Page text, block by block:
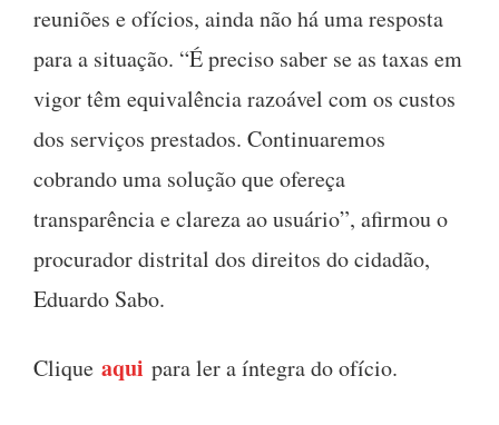
reuniões e ofícios, ainda não há uma resposta
para a situação. “É preciso saber se as taxas em
vigor têm equivalência razoável com os custos
dos serviços prestados. Continuaremos
cobrando uma solução que ofereça
transparência e clareza ao usuário”, afirmou o
procurador distrital dos direitos do cidadão,
Eduardo Sabo.
Clique aqui para ler a íntegra do ofício.